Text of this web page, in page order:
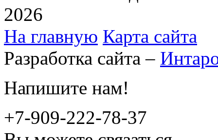
2026
На главную Карта сайта
Разработка сайта –
Напишите нам!
+7-909-222-78-37